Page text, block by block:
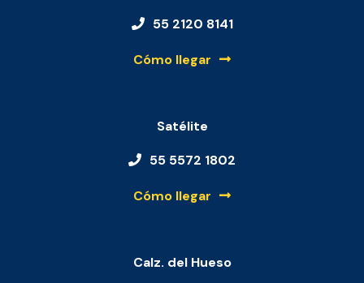
55 2120 8141
Cómo llegar
Satélite
55 5572 1802
Cómo llegar
Calz. del Hueso